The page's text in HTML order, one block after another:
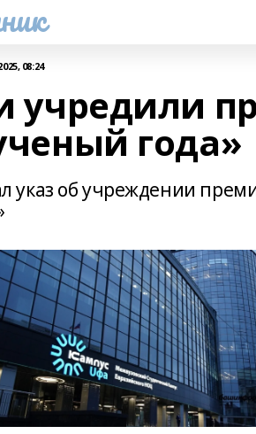
08:24
учредили
года»
указ об учреждении